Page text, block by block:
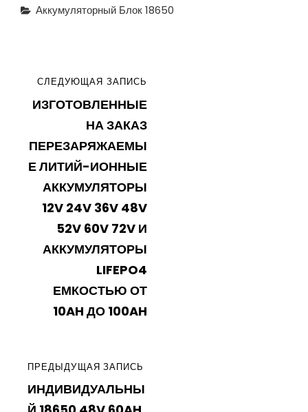
Рубрики
Аккумуляторный Блок 18650
Навигация
по
записям
ПРЕДЫДУЩАЯ
ЗАПИСЬ
ПРЕДЫДУЩАЯ ЗАПИСЬ
ИНДИВИДУАЛЬНЫ
СЛЕДУЮЩАЯ
ЗАПИСЬ
СЛЕДУЮЩАЯ ЗАПИСЬ
ИЗГОТОВЛЕННЫЕ
НА ЗАКАЗ
ПЕРЕЗАРЯЖАЕМЫ
Е ЛИТИЙ-ИОННЫЕ
АККУМУЛЯТОРЫ
12V 24V 36V 48V
52V 60V 72V И
АККУМУЛЯТОРЫ
LIFEPO4
ЕМКОСТЬЮ ОТ
10AH ДО 100AH